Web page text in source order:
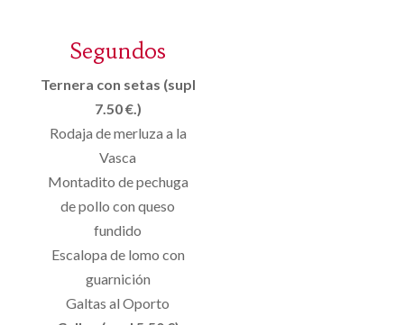
Segundos
Ternera con setas (supl
7.50 €.)
Rodaja de merluza a la
Vasca
Montadito de pechuga
de pollo con queso
fundido
Escalopa de lomo con
guarnición
Galtas al Oporto